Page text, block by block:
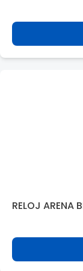
RELOJ ARENA